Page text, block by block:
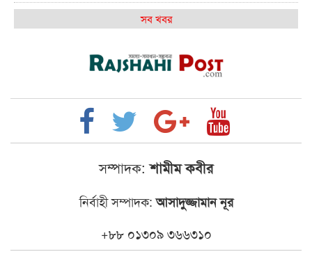
কেমন আছে আমাদের দেশের মধ্যবিত্তরা
রাজশাইন একাডেমির ফল প্রকাশ ও পুরস্কার বিতরণ
রাজশাহী কলেজের শিক্ষার্থী শাখাওয়াত পেলেন স্টার
এক্সিলেন্স অ্যাওয়ার্ড
বিশ্ব নদী বিবস উপলক্ষে নদী সুরক্ষায় নাওযাত্রা
ইসলামের ইতিহাস ও সংস্কৃতি বিভাগের লাইট হাউজ ক্লাবের
নেতৃত্ব ইসতিয়াক-মাহফুজ
সব খবর
সম্পাদক: শামীম কবীর
নির্বাহী সম্পাদক:আসাদুজ্জামান নূর
+৮৮ ০১৩০৯ ৩৬৬৩১০